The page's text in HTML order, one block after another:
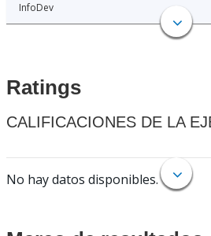
InfoDev
Ratings
CALIFICACIONES DE LA
No hay datos disponibles.